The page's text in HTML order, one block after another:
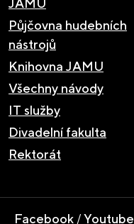
JAMU
Půjčovna hudebních
nástrojů
Knihovna JAMU
Všechny návody
IT služby
Divadelní fakulta
Rektorát
Facebook /Youtube